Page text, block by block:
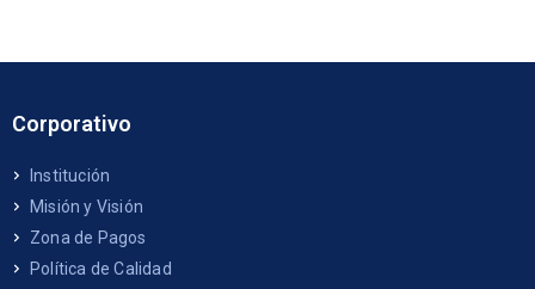
Corporativo
Institución
Misión y Visión
Zona de Pagos
Política de Calidad